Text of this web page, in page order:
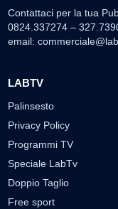
Contattaci per la tua
0824.337274 –
email:
LABTV
Palinsesto
Privacy Policy
Programmi TV
Speciale LabTv
Doppio Taglio
Free sport